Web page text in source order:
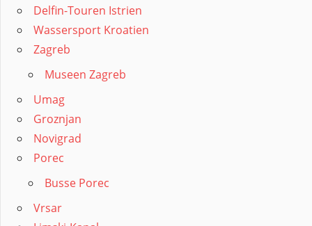
Delfin-Touren Istrien
Wassersport Kroatien
Zagreb
Museen Zagreb
Umag
Groznjan
Novigrad
Porec
Busse Porec
Vrsar